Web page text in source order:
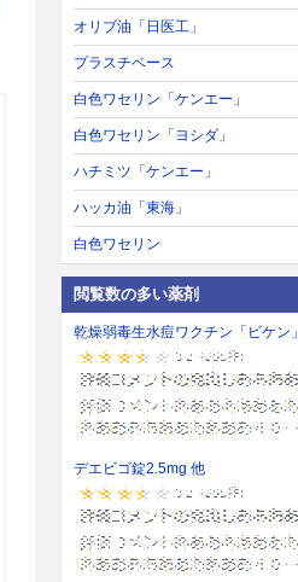
オリブ油「日医工」
プラスチベース
白色ワセリン「ケンエー」
白色ワセリン「ヨシダ」
ハチミツ「ケンエー」
ハッカ油「東海」
白色ワセリン
閲覧数の多い薬剤
乾燥弱毒生水痘ワクチン「ビケン」
デエビゴ錠2.5mg 他